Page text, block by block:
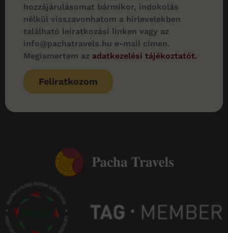
hozzájárulásomat bármikor, indokolás
nélkül visszavonhatom a hírlevelekben
található leiratkozási linken vagy az
info@pachatravels.hu e-mail címen.
Megismertem az adatkezelési tájékoztatót.
Feliratkozom